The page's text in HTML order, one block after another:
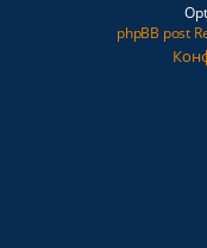
phpBB post